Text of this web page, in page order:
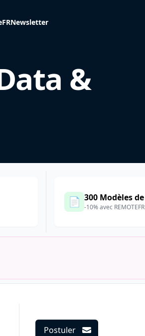
Newsletter
&
📄 300 Modèles
-10% avec REMOTEFR
Postuler